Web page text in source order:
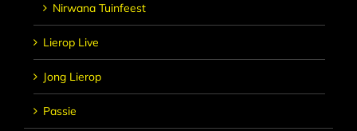
Nirwana Tuinfeest
Lierop Live
Jong Lierop
Passie